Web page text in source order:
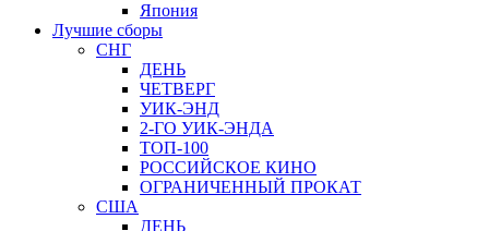
Япония
Лучшие сборы
СНГ
ДЕНЬ
ЧЕТВЕРГ
УИК-ЭНД
2-ГО УИК-ЭНДА
ТОП-100
РОССИЙСКОЕ КИНО
ОГРАНИЧЕННЫЙ ПРОКАТ
США
ДЕНЬ